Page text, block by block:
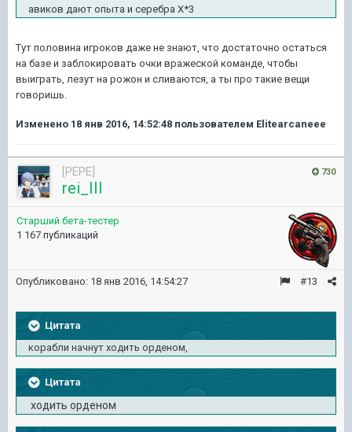
авиков дают опыта и серебра Х*3
Тут половина игроков даже не знают, что достаточно остаться
на базе и заблокировать очки вражеской команде, чтобы
выиграть, лезут на рожон и сливаются, а ты про такие вещи
говоришь.
Изменено 18 янв 2016, 14:52:48 пользователем Elitearcaneee
730
[PEPE]
rei_III
Старший бета-тестер
1 167 публикаций
#13
Опубликовано: 18 янв 2016, 14:54:27
Цитата
корабли начнут ходить орденом,
Цитата
ходить орденом